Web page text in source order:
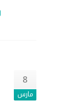
8
مارس